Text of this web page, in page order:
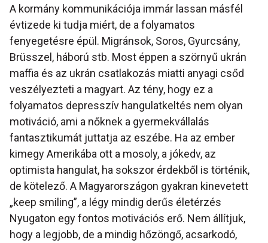
A kormány kommunikációja immár lassan másfél
évtizede ki tudja miért, de a folyamatos
fenyegetésre épül. Migránsok, Soros, Gyurcsány,
Brüsszel, háború stb. Most éppen a szörnyű ukrán
maffia és az ukrán csatlakozás miatti anyagi csőd
veszélyezteti a magyart. Az tény, hogy ez a
folyamatos depresszív hangulatkeltés nem olyan
motiváció, ami a nőknek a gyermekvállalás
fantasztikumát juttatja az eszébe. Ha az ember
kimegy Amerikába ott a mosoly, a jókedv, az
optimista hangulat, ha sokszor érdekből is történik,
de kötelező. A Magyarországon gyakran kinevetett
„keep smiling”, a légy mindig derűs életérzés
Nyugaton egy fontos motivációs erő. Nem állítjuk,
hogy a legjobb, de a mindig hőzöngő, acsarkodó,